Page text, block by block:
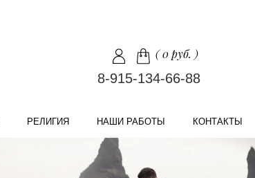
(0 руб. )
8-915-134-66-88
РЕЛИГИЯ НАШИ РАБОТЫ КОНТАКТЫ